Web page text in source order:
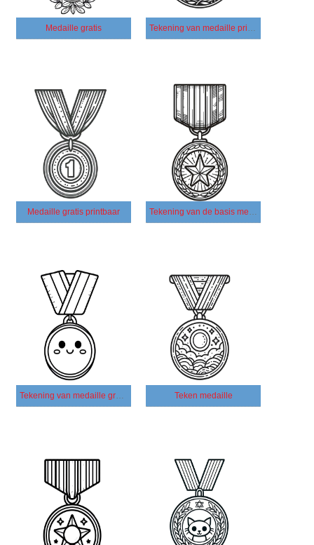
Medaille gratis Tekening van medaille printbaar
Medaille gratis printbaar Tekening van de basis medaille
Tekening van medaille gratis Teken medaille